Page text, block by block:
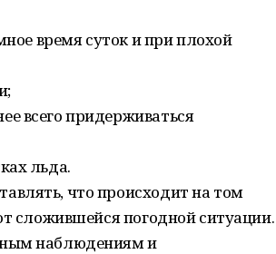
время суток и при плохой
всего придерживаться
льда.
что происходит на том
сложившейся погодной ситуации.
наблюдениям и